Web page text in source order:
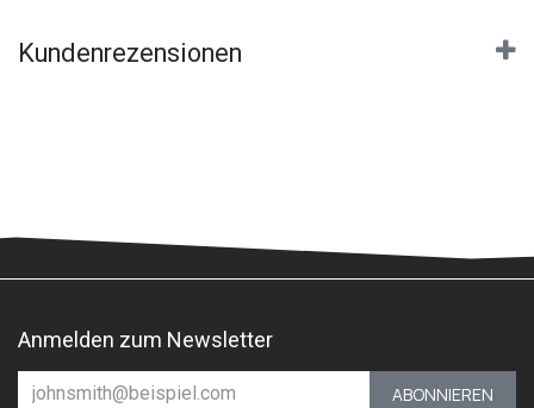
Kundenrezensionen
Anmelden zum Newsletter
ABONNIEREN